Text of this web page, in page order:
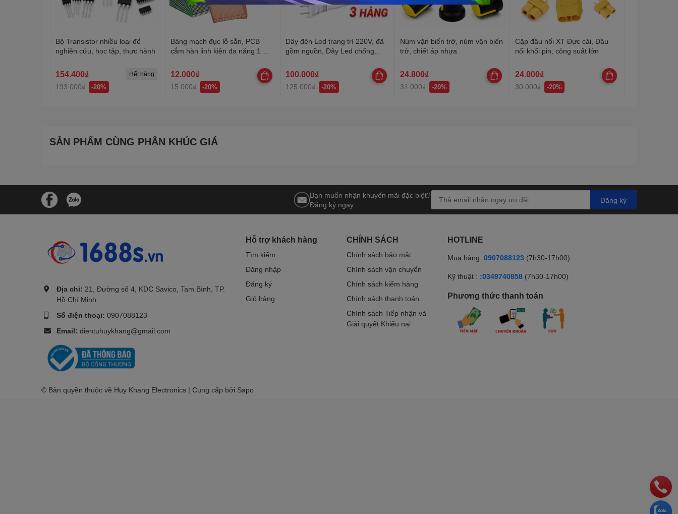
Bộ Transistor nhiều loại để
nghiên cứu, học tập, thực hành
154.400₫
193.000₫ -20%
Hết hàng
Bảng mạch đục lỗ sẵn, PCB
cắm hàn linh kiện đa năng 1
12.000₫
15.000₫ -20%
Dây đèn Led trang trí 220V, đã
gồm nguồn, Dây Led chống
trần, lễ Tết
100.000₫
125.000₫ -20%
Núm vặn biến trở, núm vặn biến
trở, chiết áp nhựa
24.800₫
31.000₫ -20%
Cặp đầu nối XT Đực cái, Đầu
nối khối pin, công suất lớn
24.000₫
30.000₫ -20%
SẢN PHẨM CÙNG PHÂN KHÚC GIÁ
Bạn muốn nhận khuyến mãi đặc biệt?
Đăng ký ngay.
Đăng ký
Địa chỉ: 21, Đường số 4, KDC Savico, Tam Bình, TP.
Hồ Chí Minh
Số điện thoại: 0907088123
Email: dientuhuykhang@gmail.com
Hỗ trợ khách hàng
Tìm kiếm
Đăng nhập
Đăng ký
Giỏ hàng
CHÍNH SÁCH
Chính sách bảo mật
Chính sách vận chuyển
Chính sách kiểm hàng
Chính sách thanh toán
Chính sách Tiếp nhận và
Giải quyết Khiếu nại
HOTLINE
Mua hàng: 0907088123 (7h30-17h00)
Kỹ thuật : :0349740858 (7h30-17h00)
Phương thức thanh toán
© Bản quyền thuộc về Huy Khang Electronics | Cung cấp bởi Sapo